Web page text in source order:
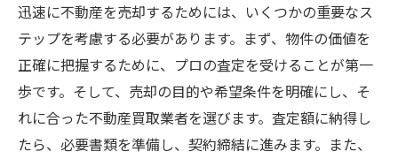
市場動向を分析して最適な売却タイミングを掴
む
不動産市場を理解しよう
市場動向が売却に与える影響
最適な売却タイミングを見極める方法
迅速に不動産を売却するためには、いくつかの重要なス
テップを考慮する必要があります。まず、物件の価値を
正確に把握するために、プロの査定を受けることが第一
歩です。そして、売却の目的や希望条件を明確にし、そ
れに合った不動産買取業者を選びます。査定額に納得し
たら、必要書類を準備し、契約締結に進みます。また、